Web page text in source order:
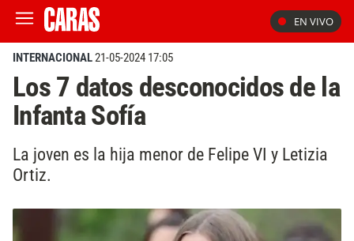
EN VIVO
INTERNACIONAL21-05-2024 17:05
Los 7 datos desconocidos de la
Infanta Sofía
La joven es la hija menor de Felipe VI y Letizia
Ortiz.